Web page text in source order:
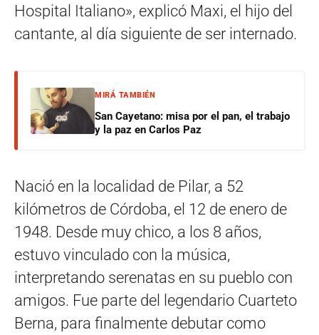
Hospital Italiano», explicó Maxi, el hijo del
cantante, al día siguiente de ser internado.
MIRÁ TAMBIÉN
San Cayetano: misa por el pan, el trabajo
y la paz en Carlos Paz
Nació en la localidad de Pilar, a 52
kilómetros de Córdoba, el 12 de enero de
1948. Desde muy chico, a los 8 años,
estuvo vinculado con la música,
interpretando serenatas en su pueblo con
amigos. Fue parte del legendario Cuarteto
Berna, para finalmente debutar como